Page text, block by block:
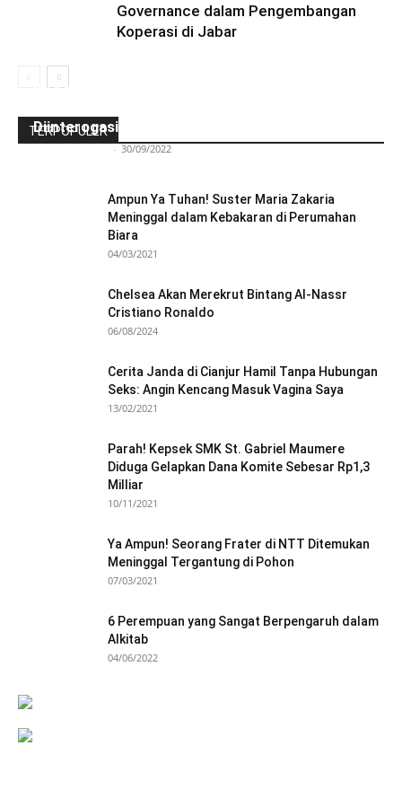
Governance dalam Pengembangan
Koperasi di Jabar
TERPOPULER
Ini Kronologinya! Diduga Teriaki Kata Sambo,
Diinterogasi Aparat Polres Sikka
- 30/09/2022
Ampun Ya Tuhan! Suster Maria Zakaria
Meninggal dalam Kebakaran di Perumahan
Biara
04/03/2021
Chelsea Akan Merekrut Bintang Al-Nassr
Cristiano Ronaldo
06/08/2024
Cerita Janda di Cianjur Hamil Tanpa Hubungan
Seks: Angin Kencang Masuk Vagina Saya
13/02/2021
Parah! Kepsek SMK St. Gabriel Maumere
Diduga Gelapkan Dana Komite Sebesar Rp1,3
Milliar
10/11/2021
Ya Ampun! Seorang Frater di NTT Ditemukan
Meninggal Tergantung di Pohon
07/03/2021
6 Perempuan yang Sangat Berpengaruh dalam
Alkitab
04/06/2022